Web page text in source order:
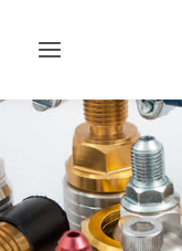
Alternar